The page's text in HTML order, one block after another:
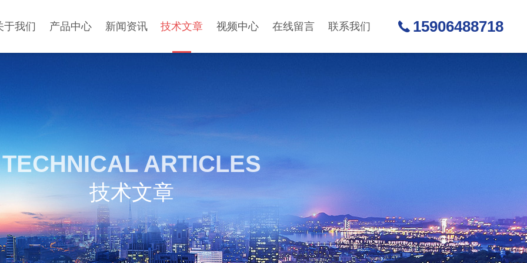
于我们 产品中心 新闻资讯 技术文章 视频中心 在线留言 联系我们 15906488718
TECHNICAL ARTICLES
技术文章